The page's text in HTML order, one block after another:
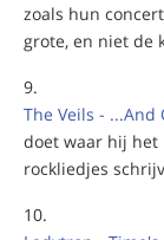
zoals hun
grote, en niet de
The Veils - ...And
doet waar hij het
rockliedjes